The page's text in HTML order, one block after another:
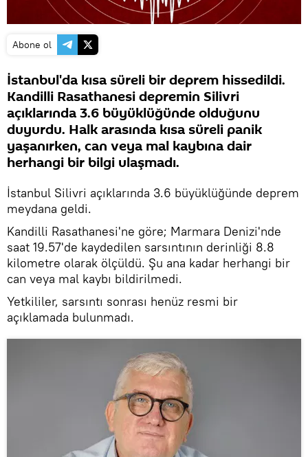
Abone ol
İstanbul'da kısa süreli bir deprem hissedildi.
Kandilli Rasathanesi depremin Silivri
açıklarında 3.6 büyüklüğünde olduğunu
duyurdu. Halk arasında kısa süreli panik
yaşanırken, can veya mal kaybına dair
herhangi bir bilgi ulaşmadı.
İstanbul Silivri açıklarında 3.6 büyüklüğünde deprem
meydana geldi.
Kandilli Rasathanesi'ne göre; Marmara Denizi'nde
saat 19.57'de kaydedilen sarsıntının derinliği 8.8
kilometre olarak ölçüldü. Şu ana kadar herhangi bir
can veya mal kaybı bildirilmedi.
Yetkililer, sarsıntı sonrası henüz resmi bir
açıklamada bulunmadı.